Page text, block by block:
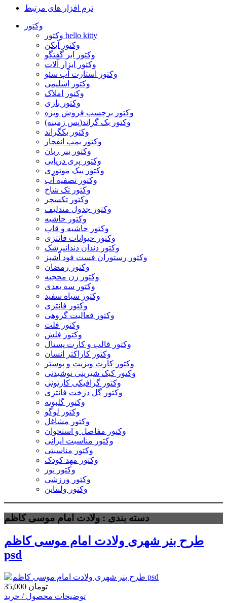
نرم افزار های مرتبط
وکتور
وکتور hello kitty
وکتور آیکن
وکتور ابر گفتگو
وکتور ابزار آلات
وکتور استارت آپ سئو
وکتور اسلیمی
وکتور املاک
وکتور بازی
وکتور برچسب فروش ویژه
وکتور بک گراند(پس زمینه)
وکتور بکگراند
وکتور بمب انفجار
وکتور بنر ربان
وکتور پری دریایی
وکتور پیک موتوری
وکتور تصفیه آب
وکتور تک شاخ
وکتور تکسچر
وکتور جدول مندلیف
وکتور حاشیه
وکتور حاشیه و قاب
وکتور حیوانات فانتزی
وکتور دندان دندانپزشک
وکتور رستوران فست فود آشپز
وکتور رمضان
وکتور زن محجبه
وکتور سه بعدی
وکتور سیاه سفید
وکتور فانتزی
وکتور فعالیت گروهی
وکتور فلت
وکتور فلش
وکتور قالب و کارت پستال
وکتور کاراکتر انسان
وکتور کارت ویزیت و پوستر
وکتور کیک شیرینی نوشیدنی
وکتور گرافیکی کارتونی
وکتور گل درخت فانتزی
وکتور گلبوته
وکتور لوگو
وکتور مشاغل
وکتور مفاصل و استخوان
وکتور مناسبت ایرانی
وکتور مناسبتی
وکتور مهد کودک
وکتور نور
وکتور ورزشی
وکتور ولنتاین
دسته بندی : ولادت امام موسی کاظم
طرح بنر شهری ولادت امام موسی کاظم
psd
35,000 تومان
توضیحات محصول / خرید